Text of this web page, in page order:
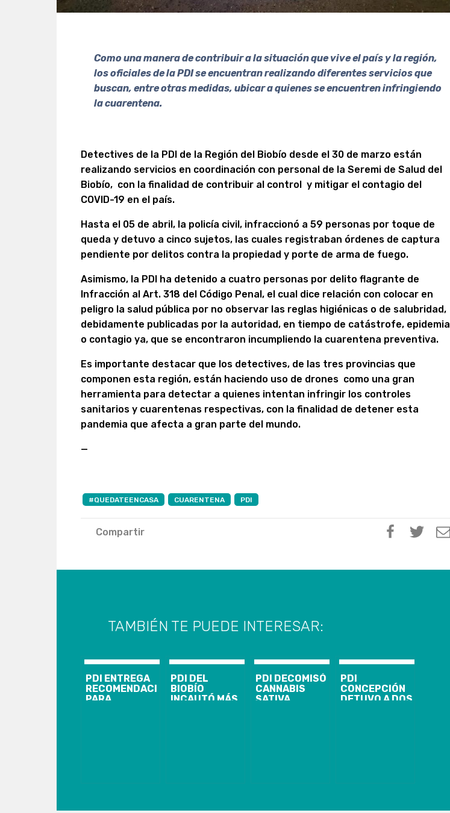
Como una manera de contribuir a la situación que vive el país y la región,
los oficiales de la PDI se encuentran realizando diferentes servicios que
buscan, entre otras medidas, ubicar a quienes se encuentren infringiendo
la cuarentena.
Detectives de la PDI de la Región del Biobío desde el 30 de marzo están
realizando servicios en coordinación con personal de la Seremi de Salud del
Biobío, con la finalidad de contribuir al control y mitigar el contagio del
COVID-19 en el país.
Hasta el 05 de abril, la policía civil, infraccionó a 59 personas por toque de
queda y detuvo a cinco sujetos, las cuales registraban órdenes de captura
pendiente por delitos contra la propiedad y porte de arma de fuego.
Asimismo, la PDI ha detenido a cuatro personas por delito flagrante de
Infracción al Art. 318 del Código Penal, el cual dice relación con colocar en
peligro la salud pública por no observar las reglas higiénicas o de salubridad,
debidamente publicadas por la autoridad, en tiempo de catástrofe, epidemia
o contagio ya, que se encontraron incumpliendo la cuarentena preventiva.
Es importante destacar que los detectives, de las tres provincias que
componen esta región, están haciendo uso de drones como una gran
herramienta para detectar a quienes intentan infringir los controles
sanitarios y cuarentenas respectivas, con la finalidad de detener esta
pandemia que afecta a gran parte del mundo.
—
#QUEDATEENCASA CUARENTENA PDI
Compartir
TAMBIÉN TE PUEDE INTERESAR:
PDI ENTREGA
RECOMENDACIONES
PARA
PDI DEL
BIOBÍO
INCAUTÓ MÁS
PDI DECOMISÓ
CANNABIS
SATIVA
PDI
CONCEPCIÓN
DETUVO A DOS